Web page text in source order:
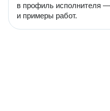
в профиль исполнителя
и примеры работ.